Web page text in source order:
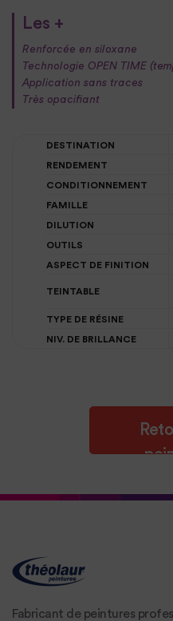
Les +
Renforcée en siloxane
Technologie OPEN TIME
Application sans traces
Très opacifiant
DESTINATION
RENDEMENT
CONDITIONNEMENT
FAMILLE
DILUTION
OUTILS
ASPECT DE FINITION
TEINTABLE
TYPE DE RÉSINE
NIV. DE BRILLANCE
Fabricant de peintures